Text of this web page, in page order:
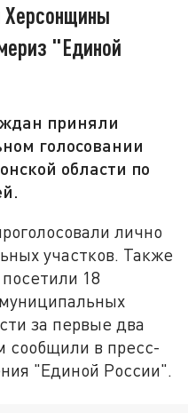
Херсонщины
"Единой
приняли
голосовании
области по
лично
участков. Также
18
за первые два
сообщили в пресс-
"Единой России".